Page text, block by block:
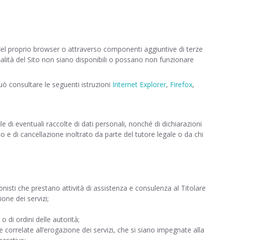
proprio browser o attraverso componenti aggiuntive di terze
del Sito non siano disponibili o possano non funzionare
consultare le seguenti istruzioni Internet Explorer, Firefox,
eventuali raccolte di dati personali, nonché di dichiarazioni
e di cancellazione inoltrato da parte del tutore legale o da chi
che prestano attività di assistenza e consulenza al Titolare
dei servizi;
di ordini delle autorità;
all’erogazione dei servizi, che si siano impegnate alla